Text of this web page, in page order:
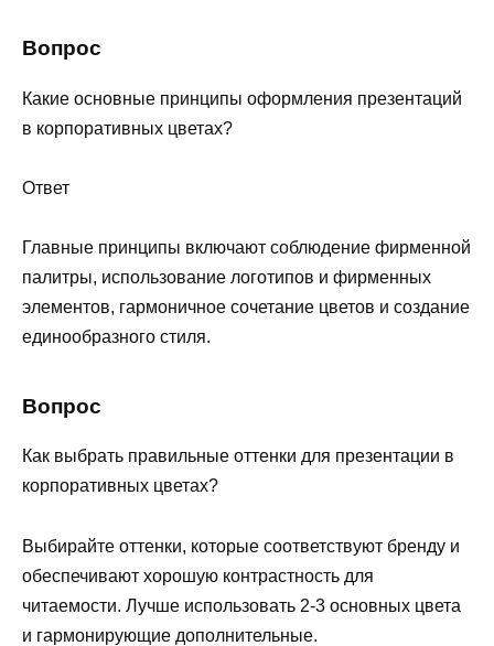
Вопрос
Какие основные принципы оформления презентаций
в корпоративных цветах?
Ответ
Главные принципы включают соблюдение фирменной
палитры, использование логотипов и фирменных
элементов, гармоничное сочетание цветов и создание
единообразного стиля.
Вопрос
Как выбрать правильные оттенки для презентации в
корпоративных цветах?
Выбирайте оттенки, которые соответствуют бренду и
обеспечивают хорошую контрастность для
читаемости. Лучше использовать 2-3 основных цвета
и гармонирующие дополнительные.